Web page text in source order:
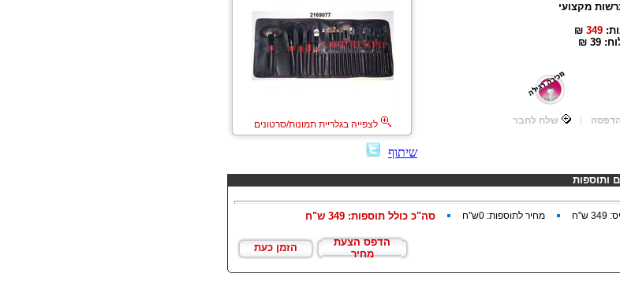
349
₪
₪ 39
שלח לחבר לצפייה בגלריית תמונות/סרטונים
שיתוף
ותוספות
349 ש"ח מחיר לתוספות: 0ש"ח סה"כ כולל תוספות: 349 ש"ח
הדפס הצעת
מחיר
הזמן כעת